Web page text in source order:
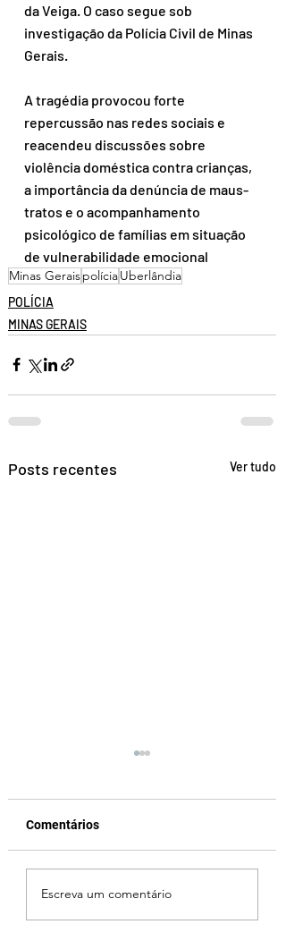
da Veiga. O caso segue sob
investigação da Polícia Civil de Minas
Gerais.
A tragédia provocou forte
repercussão nas redes sociais e
reacendeu discussões sobre
violência doméstica contra crianças,
a importância da denúncia de maus-
tratos e o acompanhamento
psicológico de famílias em situação
de vulnerabilidade emocional
Minas GeraispolíciaUberlândia
POLÍCIA
MINAS GERAIS
Posts recentes Ver tudo
Vereador Edinho é
encontrado morto em
Uberlândia; polícia
Comentários
Escreva um comentário